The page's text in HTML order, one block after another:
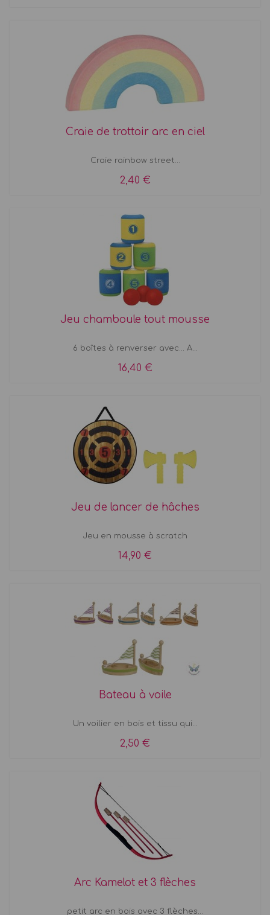
Craie de trottoir arc en ciel
Craie rainbow street...
2,40 €
Jeu chamboule tout mousse
6 boîtes à renverser avec... A...
16,40 €
Jeu de lancer de hâches
Jeu en mousse à scratch
14,90 €
Bateau à voile
Un voilier en bois et tissu qui...
2,50 €
Arc Kamelot et 3 flèches
petit arc en bois avec 3 flèches...